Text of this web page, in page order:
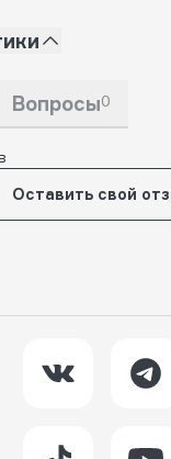
Вопросы0
Оставить свой